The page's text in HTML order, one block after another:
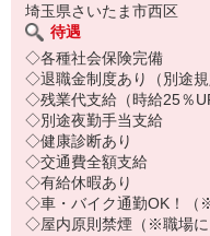
埼玉県さいたま市西区
待遇
◇各種社会保険完備
◇退職金制度あり（別途規
◇残業代支給（時給25％
◇別途夜勤手当支給
◇健康診断あり
◇交通費全額支給
◇有給休暇あり
◇車・バイク通勤OK！（
◇屋内原則禁煙（※職場に